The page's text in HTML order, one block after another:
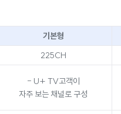
기본형
225CH
- U+ TV고객이
자주 보는 채널로 구성